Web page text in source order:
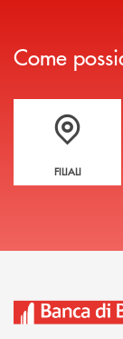
Come
Trova la filiale più
FILIALI